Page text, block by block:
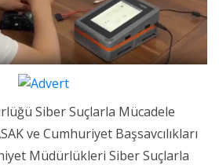
Siber Suçlarla Mücadele
ve Cumhuriyet Başsavcılıkları
Müdürlükleri Siber Suçlarla